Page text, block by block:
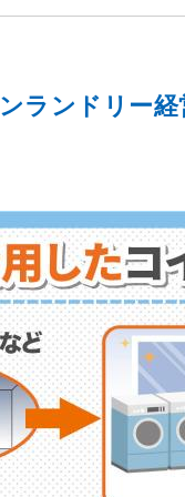
ランドリー経